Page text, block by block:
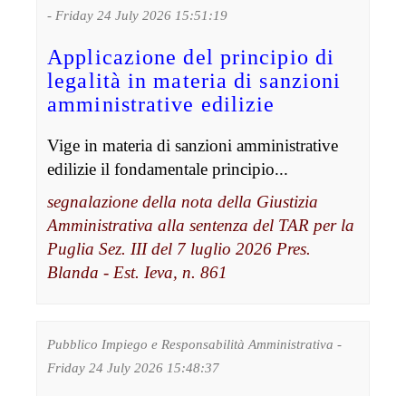
- Friday 24 July 2026 15:51:19
Applicazione del principio di
legalità in materia di sanzioni
amministrative edilizie
Vige in materia di sanzioni amministrative
edilizie il fondamentale principio...
segnalazione della nota della Giustizia
Amministrativa alla sentenza del TAR per la
Puglia Sez. III del 7 luglio 2026 Pres.
Blanda - Est. Ieva, n. 861
Pubblico Impiego e Responsabilità Amministrativa -
Friday 24 July 2026 15:48:37